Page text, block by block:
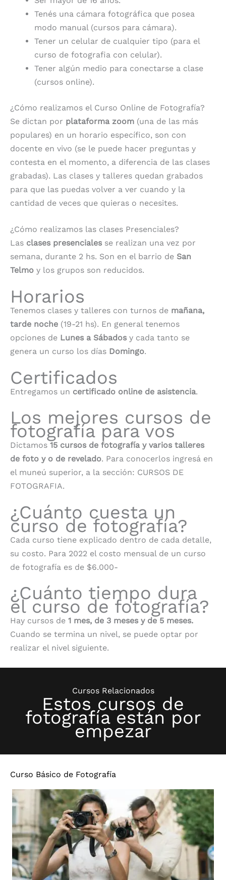
Tenés una cámara fotográfica que posea
modo manual (cursos para cámara).
Tener un celular de cualquier tipo (para el
curso de fotografia con celular).
Tener algún medio para conectarse a clase
(cursos online).
¿Cómo realizamos el Curso Online de Fotografía?
Se dictan por plataforma zoom (una de las más
populares) en un horario específico, son con
docente en vivo (se le puede hacer preguntas y
contesta en el momento, a diferencia de las clases
grabadas). Las clases y talleres quedan grabados
para que las puedas volver a ver cuando y la
cantidad de veces que quieras o necesites.
¿Cómo realizamos las clases Presenciales?
Las clases presenciales se realizan una vez por
semana, durante 2 hs. Son en el barrio de San
Telmo y los grupos son reducidos.
Horarios
Tenemos clases y talleres con turnos de mañana,
tarde noche (19-21 hs). En general tenemos
opciones de Lunes a Sábados y cada tanto se
genera un curso los días Domingo.
Certificados
Entregamos un certificado online de asistencia.
Los mejores cursos de
fotografía para vos
Dictamos 15 cursos de fotografía y varios talleres
de foto y o de revelado. Para conocerlos ingresá en
el muneú superior, a la sección: CURSOS DE
FOTOGRAFIA.
¿Cuánto cuesta un
curso de fotografía?
Cada curso tiene explicado dentro de cada detalle,
su costo. Para 2022 el costo mensual de un curso
de fotografía es de $6.000-
¿Cuánto tiempo dura
el curso de fotografía?
Hay cursos de 1 mes, de 3 meses y de 5 meses.
Cuando se termina un nivel, se puede optar por
realizar el nivel siguiente.
Cursos Relacionados
Estos cursos de
fotografía están por
empezar
Curso Básico de Fotografía